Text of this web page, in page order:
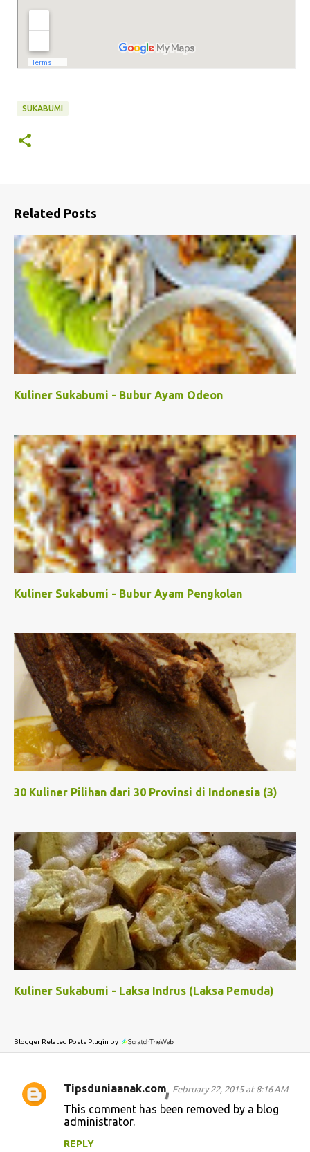
SUKABUMI
Related Posts
Kuliner Sukabumi - Bubur Ayam Odeon
Kuliner Sukabumi - Bubur Ayam Pengkolan
30 Kuliner Pilihan dari 30 Provinsi di Indonesia (3)
Kuliner Sukabumi - Laksa Indrus (Laksa Pemuda)
Blogger Related Posts Plugin by
C
Tipsduniaanak.com February 22, 2015 at 8:16 AM
This comment has been removed by a blog
administrator.
REPLY